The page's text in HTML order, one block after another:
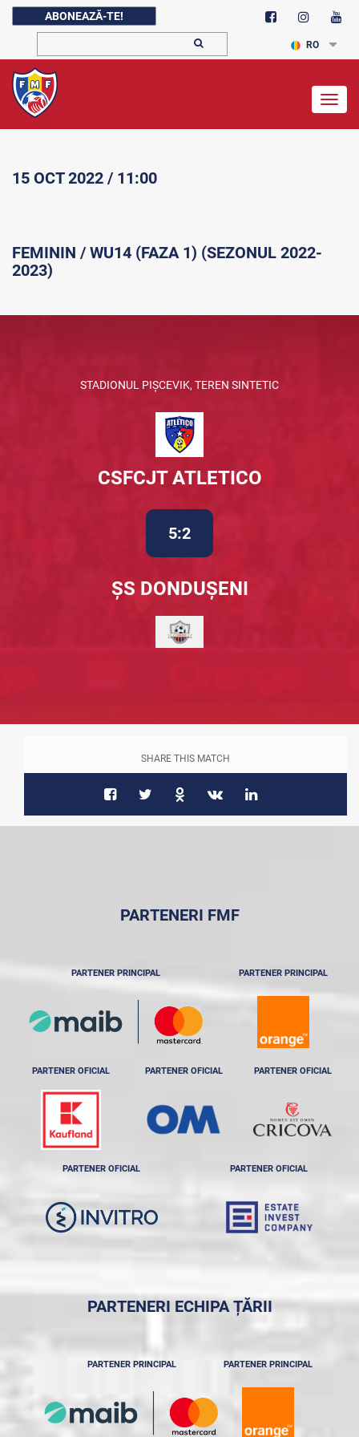
ABONEAZĂ-TE!
RO
15 OCT 2022 / 11:00
FEMININ / WU14 (FAZA 1) (SEZONUL 2022-
2023)
STADIONUL PIȘCEVIK, TEREN SINTETIC
CSFCJT ATLETICO
5:2
ȘS DONDUȘENI
SHARE THIS MATCH
PARTENERI FMF
PARTENER PRINCIPAL PARTENER PRINCIPAL
PARTENER OFICIAL PARTENER OFICIAL PARTENER OFICIAL
PARTENER OFICIAL PARTENER OFICIAL
PARTENERI ECHIPA ȚĂRII
PARTENER PRINCIPAL PARTENER PRINCIPAL